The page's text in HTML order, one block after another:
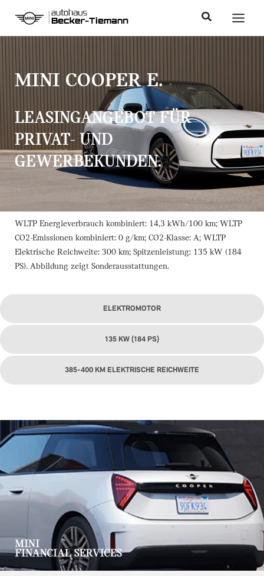
Inhalt
springen
Suchen Main
Menu
MINI COOPER E.
LEASINGANGEBOT FÜR
PRIVAT- UND
GEWERBEKUNDEN.
WLTP Energieverbrauch kombiniert: 14,3 kWh/100 km; WLTP
CO2-Emissionen kombiniert: 0 g/km; CO2-Klasse: A; WLTP
Elektrische Reichweite: 300 km; Spitzenleistung: 135 kW (184
PS). Abbildung zeigt Sonderausstattungen.
ELEKTROMOTOR
135 KW (184 PS)
385-400 KM ELEKTRISCHE REICHWEITE